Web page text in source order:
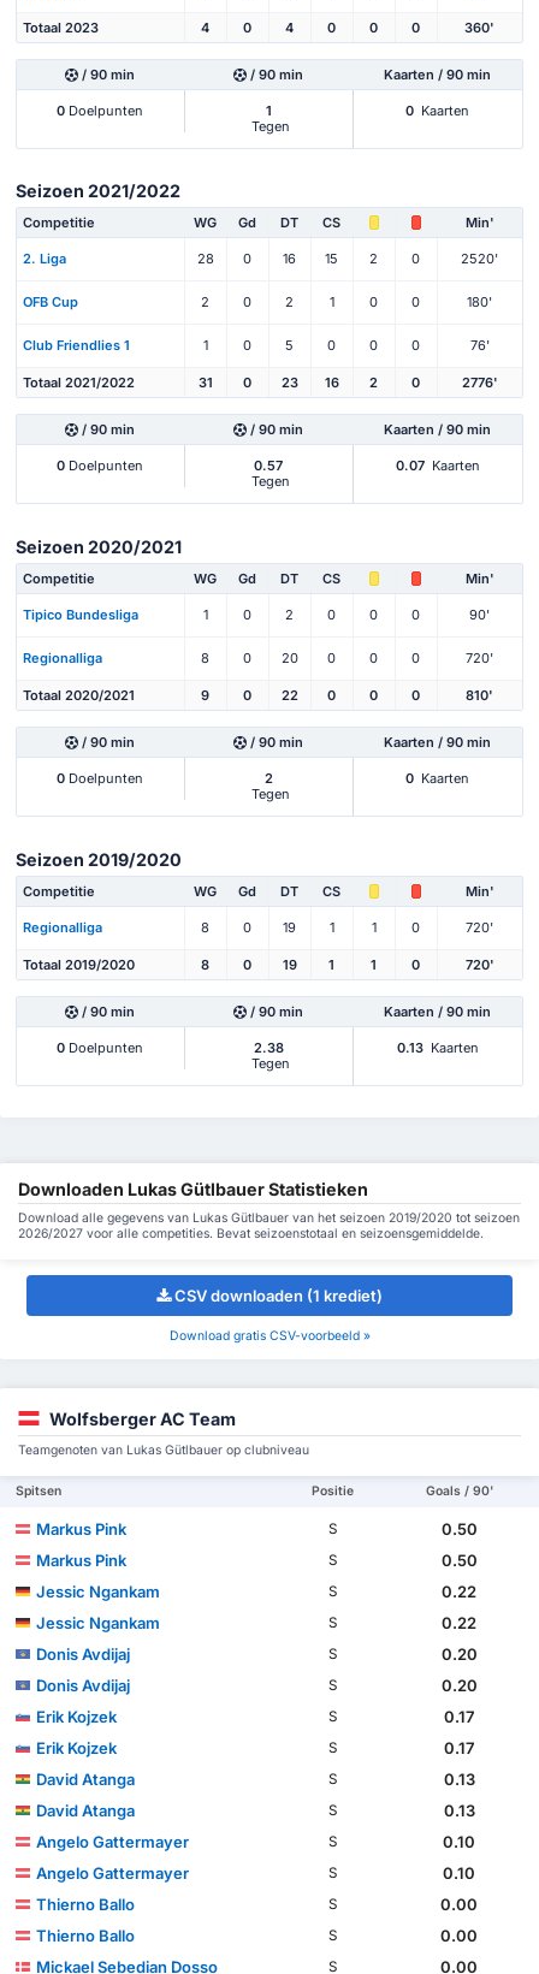
Totaal 2023 4 0 4 0 0 0 360'
/ 90 min / 90 min Kaarten / 90 min
0 Doelpunten
1
Tegen
0 Kaarten
Seizoen 2021/2022
Competitie WG Gd DT CS Min'
2. Liga 28 0 16 15 2 0 2520'
OFB Cup 2 0 2 1 0 0 180'
Club Friendlies 1 1 0 5 0 0 0 76'
Totaal 2021/2022 31 0 23 16 2 0 2776'
/ 90 min / 90 min Kaarten / 90 min
0 Doelpunten
0.57
Tegen
0.07 Kaarten
Seizoen 2020/2021
Competitie WG Gd DT CS Min'
Tipico Bundesliga 1 0 2 0 0 0 90'
Regionalliga 8 0 20 0 0 0 720'
Totaal 2020/2021 9 0 22 0 0 0 810'
/ 90 min / 90 min Kaarten / 90 min
0 Doelpunten
2
Tegen
0 Kaarten
Seizoen 2019/2020
Competitie WG Gd DT CS Min'
Regionalliga 8 0 19 1 1 0 720'
Totaal 2019/2020 8 0 19 1 1 0 720'
/ 90 min / 90 min Kaarten / 90 min
0 Doelpunten
2.38
Tegen
0.13 Kaarten
Downloaden Lukas Gütlbauer Statistieken
Download alle gegevens van Lukas Gütlbauer van het seizoen 2019/2020 tot seizoen
2026/2027 voor alle competities. Bevat seizoenstotaal en seizoensgemiddelde.
CSV downloaden (1 krediet)
Download gratis CSV-voorbeeld »
Wolfsberger AC Team
Teamgenoten van Lukas Gütlbauer op clubniveau
Spitsen Positie Goals / 90'
Markus Pink S
0.50
Markus Pink
S
0.50
Jessic Ngankam
S
0.22
Jessic Ngankam
S
0.22
Donis Avdijaj
S
0.20
Donis Avdijaj
S
0.20
Erik Kojzek
S
0.17
Erik Kojzek
S
0.17
David Atanga
S
0.13
David Atanga
S
0.13
Angelo Gattermayer
S
0.10
Angelo Gattermayer
S
0.10
Thierno Ballo
S
0.00
Thierno Ballo
S
0.00
Mickael Sebedian Dosso
S 0.00